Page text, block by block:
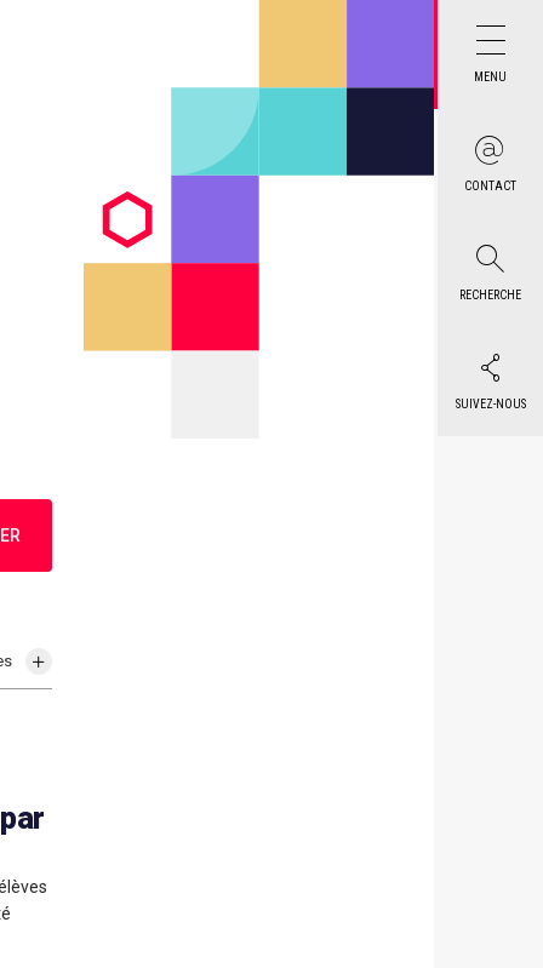
MENU
CONTACT
RECHERCHE
SUIVEZ-NOUS